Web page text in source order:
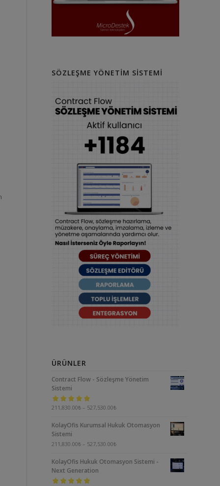
SÖZLEŞME YÖNETIM SISTEMI
ÜRÜNLER
Contract Flow - Sözleşme Yönetim
Sistemi
5 üzerinden
211,830.00₺ – 527,530.00₺
KolayOfis Kurumsal Hukuk Otomasyon
Sistemi
211,830.00₺ – 527,530.00₺
KolayOfis Hukuk Otomasyon Sistemi -
Next Generation